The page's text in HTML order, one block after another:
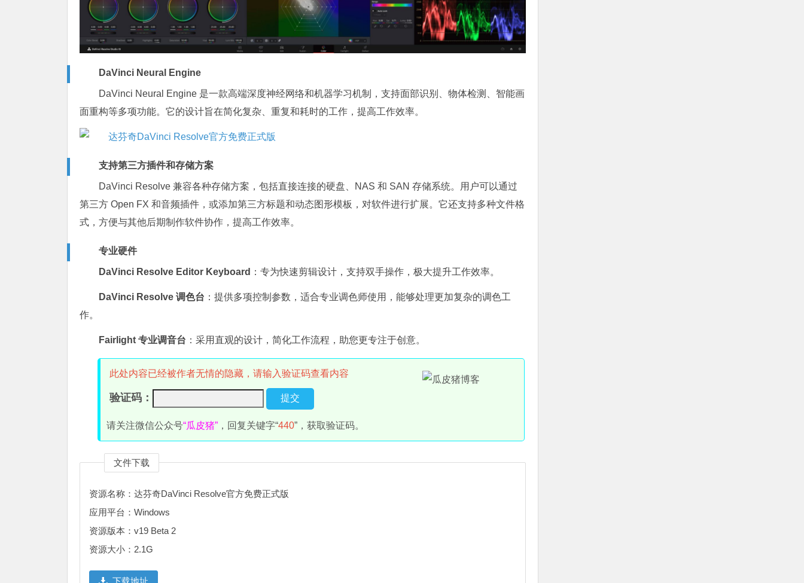
DaVinci Neural Engine
DaVinci Neural Engine 是一款高端深度神经网络和机器学习机制，支持面部识别、物体检测、智能画
面重构等多项功能。它的设计旨在简化复杂、重复和耗时的工作，提高工作效率。
支持第三方插件和存储方案
DaVinci Resolve 兼容各种存储方案，包括直接连接的硬盘、NAS 和 SAN 存储系统。用户可以通过
第三方 Open FX 和音频插件，或添加第三方标题和动态图形模板，对软件进行扩展。它还支持多种文件格
式，方便与其他后期制作软件协作，提高工作效率。
专业硬件
DaVinci Resolve Editor Keyboard ：专为快速剪辑设计，支持双手操作，极大提升工作效率。
DaVinci Resolve 调色台 ：提供多项控制参数，适合专业调色师使用，能够处理更加复杂的调色工
作。
Fairlight 专业调音台 ：采用直观的设计，简化工作流程，助您更专注于创意。
此处内容已经被作者无情的隐藏，请输入验证码查看内容
验证码：
请关注微信公众号“瓜皮猪” ，回复关键字“440”，获取验证码。
文件下载
资源名称：达芬奇DaVinci Resolve官方免费正式版
应用平台：Windows
资源版本：v19 Beta 2
资源大小：2.1G
下载地址